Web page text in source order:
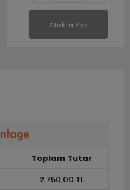
Stokta Yok
Toplam Tutar
2.750,00 TL